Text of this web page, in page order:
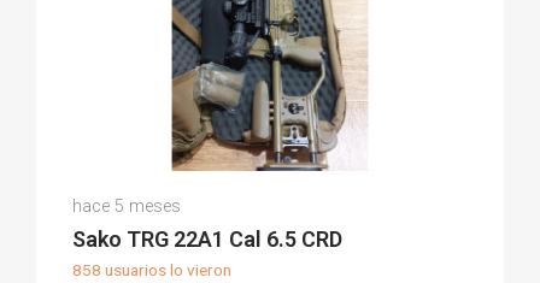
(0)
hace 5 meses
Sako TRG 22A1 Cal 6.5 CRD
858 usuarios lo vieron